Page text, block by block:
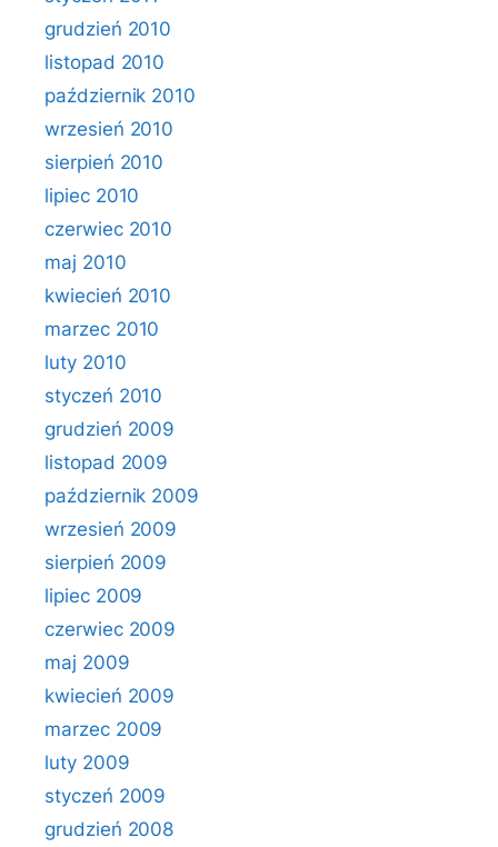
grudzień 2010
listopad 2010
październik 2010
wrzesień 2010
sierpień 2010
lipiec 2010
czerwiec 2010
maj 2010
kwiecień 2010
marzec 2010
luty 2010
styczeń 2010
grudzień 2009
listopad 2009
październik 2009
wrzesień 2009
sierpień 2009
lipiec 2009
czerwiec 2009
maj 2009
kwiecień 2009
marzec 2009
luty 2009
styczeń 2009
grudzień 2008